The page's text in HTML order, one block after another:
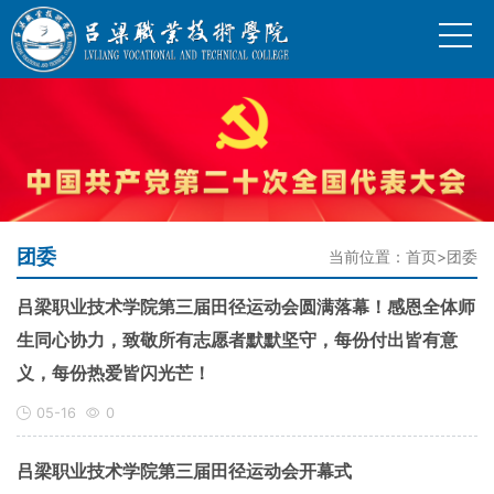
团委 当前位置： 首页>团委
吕梁职业技术学院第三届田径运动会圆满落幕！感恩全体师
生同心协力，致敬所有志愿者默默坚守，每份付出皆有意
义，每份热爱皆闪光芒！
05-16 0
吕梁职业技术学院第三届田径运动会开幕式